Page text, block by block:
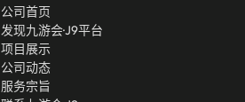
公司首页
发现九游会·J9平台
项目展示
公司动态
服务宗旨